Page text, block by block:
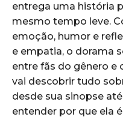
entrega uma história
mesmo tempo leve.
emoção, humor e
e empatia, o dorama
entre fãs do gênero e
vai descobrir tudo
desde sua sinopse
entender por que ela